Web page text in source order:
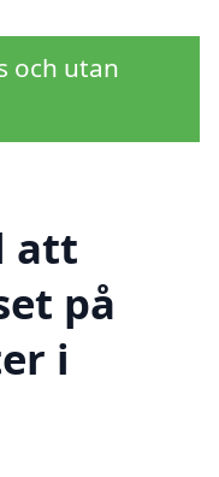
och utan
att
på
i